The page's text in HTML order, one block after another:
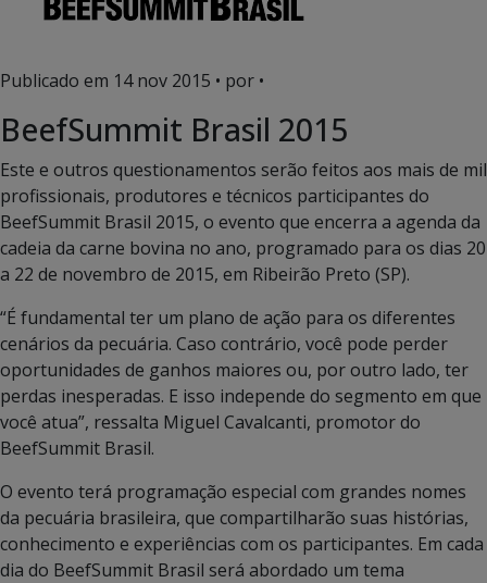
Publicado em 14 nov 2015 • por •
BeefSummit Brasil 2015
Este e outros questionamentos serão feitos aos mais de mil
profissionais, produtores e técnicos participantes do
BeefSummit Brasil 2015, o evento que encerra a agenda da
cadeia da carne bovina no ano, programado para os dias 20
a 22 de novembro de 2015, em Ribeirão Preto (SP).
“É fundamental ter um plano de ação para os diferentes
cenários da pecuária. Caso contrário, você pode perder
oportunidades de ganhos maiores ou, por outro lado, ter
perdas inesperadas. E isso independe do segmento em que
você atua”, ressalta Miguel Cavalcanti, promotor do
BeefSummit Brasil.
O evento terá programação especial com grandes nomes
da pecuária brasileira, que compartilharão suas histórias,
conhecimento e experiências com os participantes. Em cada
dia do BeefSummit Brasil será abordado um tema